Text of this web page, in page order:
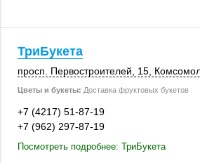
ТриБукета
просп. Первостроителей, 15,
Цветы и букеты: Доставка фруктовых букетов
+7 (4217) 51-87-19
+7 (962) 297-87-19
Посмотреть подробнее: ТриБукета